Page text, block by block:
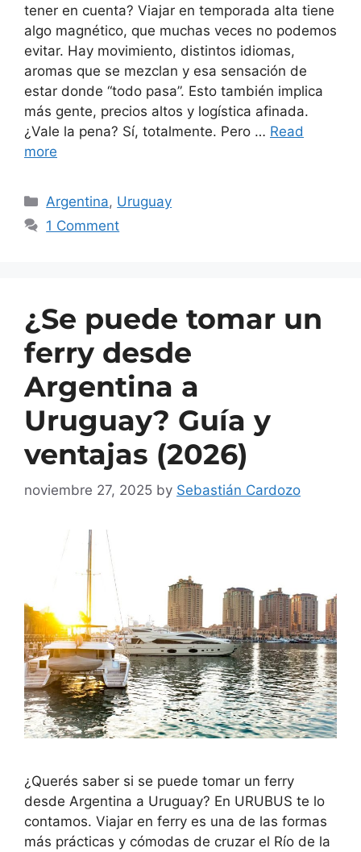
tener en cuenta? Viajar en temporada alta tiene
algo magnético, que muchas veces no podemos
evitar. Hay movimiento, distintos idiomas,
aromas que se mezclan y esa sensación de
estar donde “todo pasa”. Esto también implica
más gente, precios altos y logística afinada.
¿Vale la pena? Sí, totalmente. Pero … Read
more
Argentina, Uruguay
1 Comment
¿Se puede tomar un
ferry desde
Argentina a
Uruguay? Guía y
ventajas (2026)
noviembre 27, 2025 by Sebastián Cardozo
¿Querés saber si se puede tomar un ferry
desde Argentina a Uruguay? En URUBUS te lo
contamos. Viajar en ferry es una de las formas
más prácticas y cómodas de cruzar el Río de la